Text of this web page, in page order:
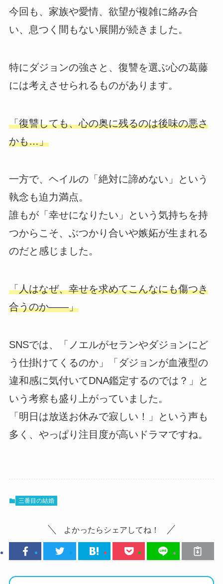
今回も、家族や愛情、欲望が複雑に絡み合
い、息つく間もない展開が続きました。
特にダジョンの強さと、復讐を選ぶ心の葛藤
には考えさせられるものがあります。
「復讐しても、心の奥に残るのは後味の悪さ
かも…」
一方で、ヘイルの「絶対に諦めない」という
執念も迫力満点。
誰もが「幸せになりたい」という気持ちを持
つからこそ、ぶつかり合いや嫉妬が生まれる
のだと感じました。
「人はなぜ、幸せを求めてこんなにも傷つき
合うのか――」
SNSでは、「ノエルがセランやダジョンにど
う仕掛けてくるのか」「ダジョンが血液型の
違和感に気付いてDNA鑑定するのでは？」と
いう考察も盛り上がっていました。
「明日は放送お休みで寂しい！」という声も
多く、やっぱり注目度が高いドラマですね。
三番目の結婚
よかったらシェアしてね！